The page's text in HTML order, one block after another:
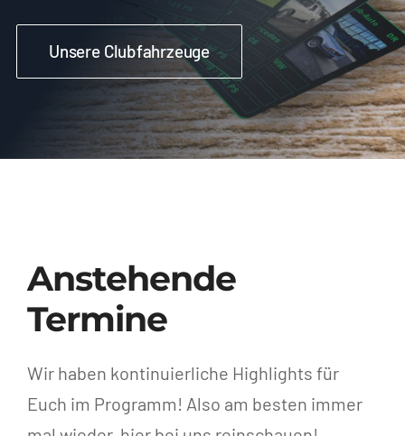
Unsere Clubfahrzeuge
Anstehende
Termine
Wir haben kontinuierliche Highlights für
Euch im Programm! Also am besten immer